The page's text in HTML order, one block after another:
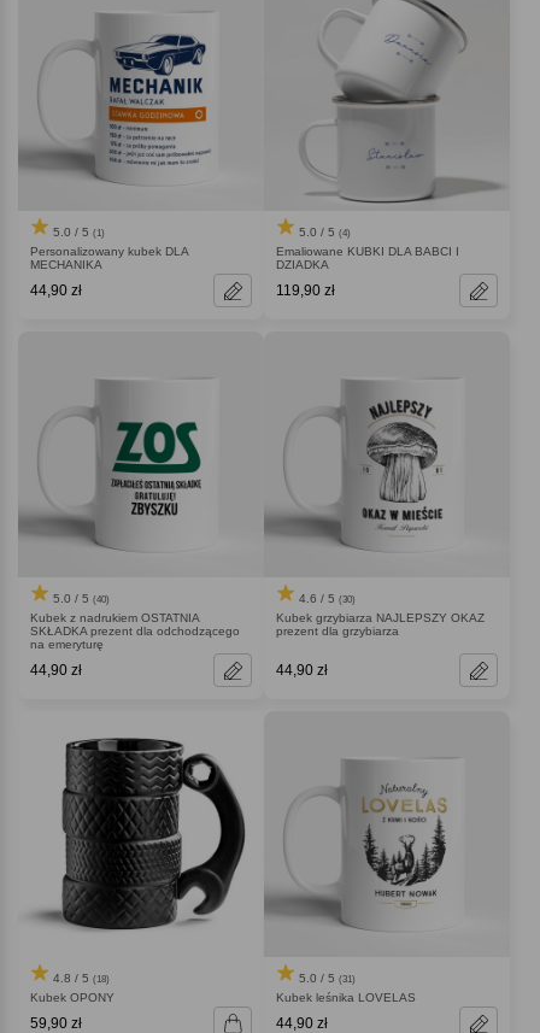
5.0 / 5 (1)
Personalizowany kubek DLA
MECHANIKA
44,90 zł
5.0 / 5 (4)
Emaliowane KUBKI DLA BABCI I
DZIADKA
119,90 zł
5.0 / 5 (40)
Kubek z nadrukiem OSTATNIA
SKŁADKA prezent dla odchodzącego
na emeryturę
44,90 zł
4.6 / 5 (30)
Kubek grzybiarza NAJLEPSZY OKAZ
prezent dla grzybiarza
44,90 zł
4.8 / 5 (18)
Kubek OPONY
59,90 zł
5.0 / 5 (31)
Kubek leśnika LOVELAS
44,90 zł